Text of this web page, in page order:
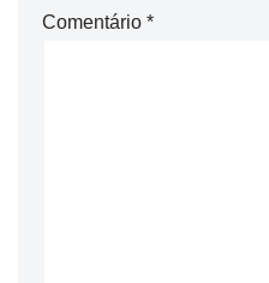
Comentário *